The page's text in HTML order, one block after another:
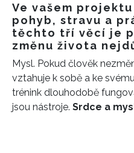
Ve vašem
pohyb, stravu a
těchto tří věcí je
změnu života
Mysl. Pokud člověk
vztahuje k sobě a ke
trénink dlouhodobě
jsou nástroje. Srdce a